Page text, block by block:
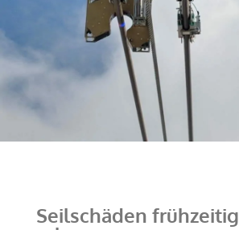
Seilschäden frühzeitig